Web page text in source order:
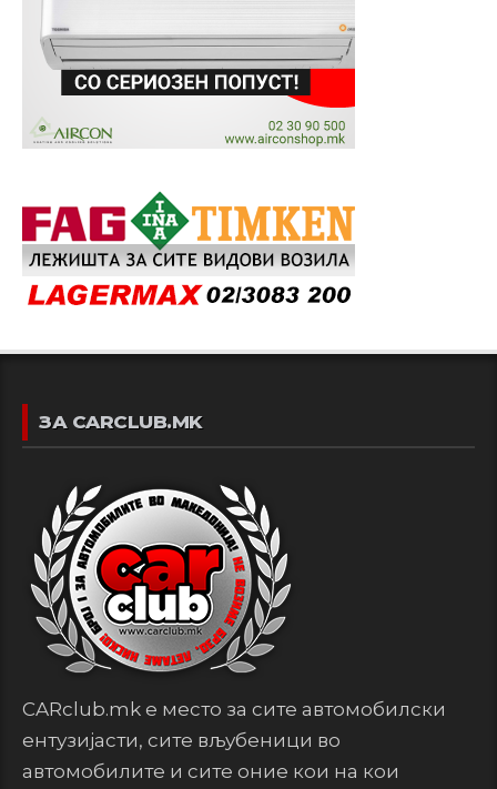
ЗА CARCLUB.MK
CARclub.mk е место за сите автомобилски
ентузијасти, сите вљубеници во
автомобилите и сите оние кои на кои